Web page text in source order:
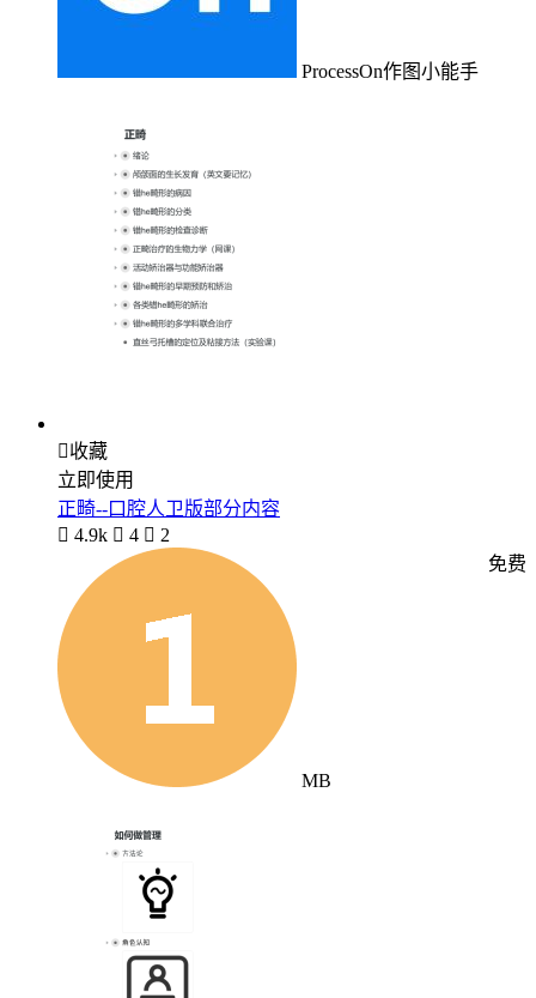
ProcessOn作图小能手
收藏
立即使用
正畸--口腔人卫版部分内容
 4.9k  4  2
MB
免费